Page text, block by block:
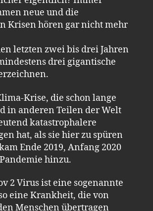
neue und die
Krisen hören gar nicht mehr
letzten zwei bis drei Jahren
drei gigantische
Krise, die schon lange
in anderen Teilen der Welt
katastrophalere
hat, als sie hier zu spüren
Ende 2019, Anfang 2020
hinzu.
2 Virus ist eine sogenannte
eine Krankheit, die von
Menschen übertragen